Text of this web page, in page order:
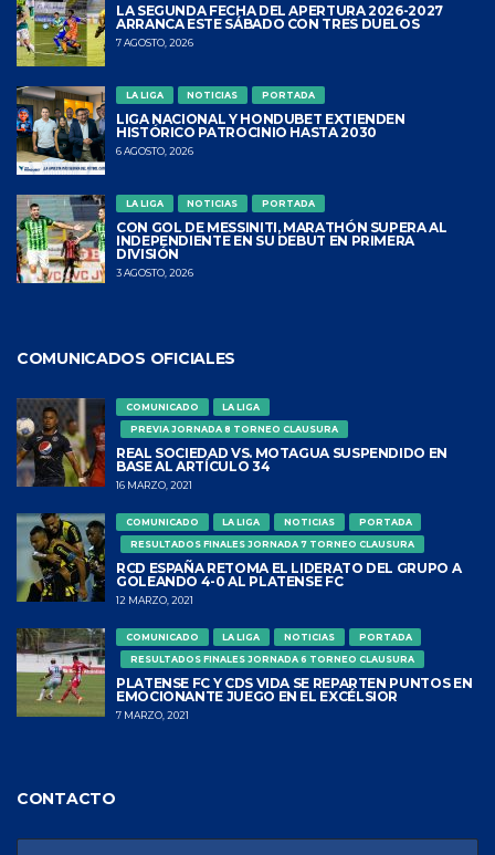
LA SEGUNDA FECHA DEL APERTURA 2026-2027
ARRANCA ESTE SÁBADO CON TRES DUELOS
7 AGOSTO, 2026
LA LIGA NOTICIAS PORTADA
LIGA NACIONAL Y HONDUBET EXTIENDEN
HISTÓRICO PATROCINIO HASTA 2030
6 AGOSTO, 2026
LA LIGA NOTICIAS PORTADA
CON GOL DE MESSINITI, MARATHÓN SUPERA AL
INDEPENDIENTE EN SU DEBUT EN PRIMERA
DIVISIÓN
3 AGOSTO, 2026
COMUNICADOS OFICIALES
COMUNICADO
LA LIGA
PREVIA JORNADA 8 TORNEO CLAUSURA
REAL SOCIEDAD VS. MOTAGUA SUSPENDIDO EN
BASE AL ARTÍCULO 34
16 MARZO, 2021
COMUNICADO LA LIGA NOTICIAS
PORTADA
RESULTADOS FINALES JORNADA 7 TORNEO CLAUSURA
RCD ESPAÑA RETOMA EL LIDERATO DEL GRUPO A
GOLEANDO 4-0 AL PLATENSE FC
12 MARZO, 2021
COMUNICADO LA LIGA NOTICIAS
PORTADA
RESULTADOS FINALES JORNADA 6 TORNEO CLAUSURA
PLATENSE FC Y CDS VIDA SE REPARTEN PUNTOS EN
EMOCIONANTE JUEGO EN EL EXCÉLSIOR
7 MARZO, 2021
CONTACTO